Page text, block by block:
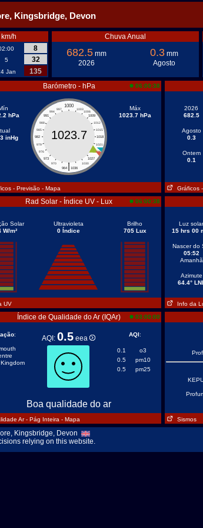
Kingsbridge, Devon
h
8
5
32
Jan 135
Chuva Anual
682.5 mm
2026
0.3 mm
Agosto
Barómetro - hPa 06:00:38
hPa
inHg
1000
997 1003
994
1006
991
1009
988
1012
985
1015
982
1018
979
1021
976
1024
973
1027
970
1030
|
964 1036
1023.7
Máx
1023.7 hPa
- Previsão - Mapa
2026
682.5
Agosto
0.3
Ontem
0.1
Gráficos
Rad Solar - Índice UV - Lux 06:00:38
Solar
W/m²
Ultravioleta
0 Índice
Brilho
705 Lux
UV
Luz solar
15 hrs 00
Nascer do
05:52
Amanhã
Azimute
64.4°
Info da
Índice de Qualidade do Ar (IQAr) 03:00:00
: AQI: 0.5 eea AQI:
0.1
o3
0.5
pm10
0.5
pm25
Boa qualidade do ar
Ar - Pág Inteira - Mapa Sismos
Kingsbridge, Devon
relying on this website.